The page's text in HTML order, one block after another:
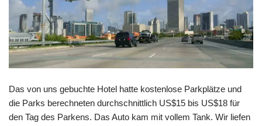
Das von uns gebuchte Hotel hatte kostenlose Parkplätze und
die Parks berechneten durchschnittlich US$15 bis US$18 für
den Tag des Parkens. Das Auto kam mit vollem Tank. Wir liefen